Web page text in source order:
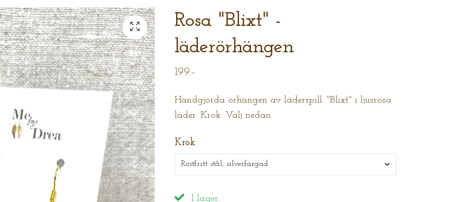
Rosa "Blixt" -
läderörhängen
199:-
Handgjorda örhängen av läderspill. "Blixt" i ljusrosa
läder. Krok: Välj nedan
Krok
Rostfritt stål, silverfärgad
I lager.